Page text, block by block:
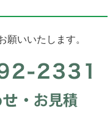
いいたします。